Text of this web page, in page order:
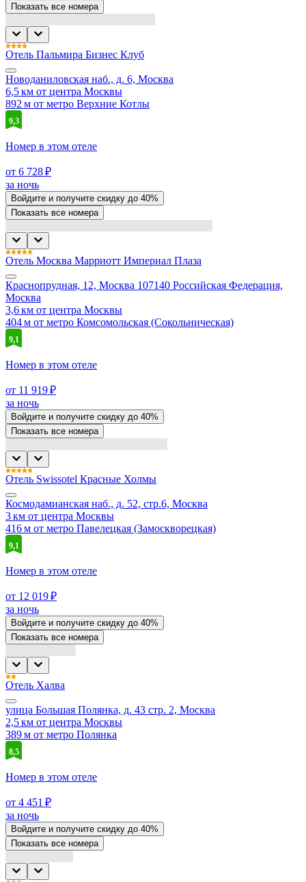
Показать все номера
Отель Пальмира Бизнес Клуб
Новоданиловская наб., д. 6, Москва
6,5 км от центра Москвы
892 м от метро Верхние Котлы
9,3
Номер в этом отеле
от 6 728 ₽
за ночь
Войдите и получите скидку до 40%
Показать все номера
Отель Москва Марриотт Империал Плаза
Краснопрудная, 12, Москва 107140 Российская Федерация,
Москва
3,6 км от центра Москвы
404 м от метро Комсомольская (Сокольническая)
9,1
Номер в этом отеле
от 11 919 ₽
за ночь
Войдите и получите скидку до 40%
Показать все номера
Отель Swissotel Красные Холмы
Космодамианская наб., д. 52, стр.6, Москва
3 км от центра Москвы
416 м от метро Павелецкая (Замоскворецкая)
9,1
Номер в этом отеле
от 12 019 ₽
за ночь
Войдите и получите скидку до 40%
Показать все номера
Отель Халва
улица Большая Полянка, д. 43 стр. 2, Москва
2,5 км от центра Москвы
389 м от метро Полянка
8,5
Номер в этом отеле
от 4 451 ₽
за ночь
Войдите и получите скидку до 40%
Показать все номера